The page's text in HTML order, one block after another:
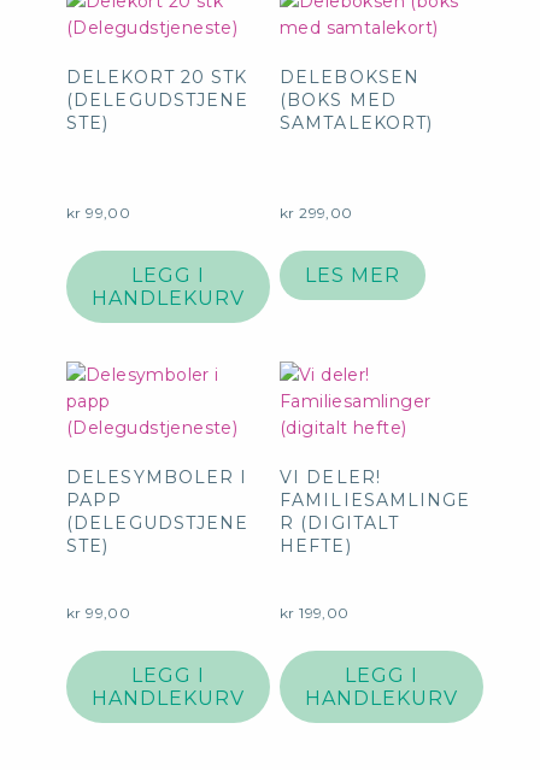
DELEKORT 20 STK
(DELEGUDSTJENE
STE)
kr 99,00
LEGG I
HANDLEKURV
DELEBOKSEN
(BOKS MED
SAMTALEKORT)
kr 299,00
LES MER
DELESYMBOLER I
PAPP
(DELEGUDSTJENE
STE)
kr 99,00
LEGG I
HANDLEKURV
VI DELER!
FAMILIESAMLINGE
R (DIGITALT
HEFTE)
kr 199,00
LEGG I
HANDLEKURV